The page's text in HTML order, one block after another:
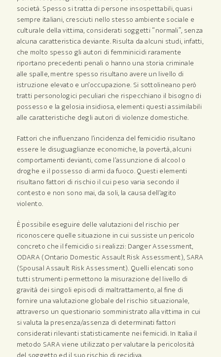
società. Spesso si tratta di persone insospettabili, quasi
sempre italiani, cresciuti nello stesso ambiente sociale e
culturale della vittima, considerati soggetti “normali”, senza
alcuna caratteristica deviante. Risulta da alcuni studi, infatti,
che molto spesso gli autori di femminicidi raramente
riportano precedenti penali o hanno una storia criminale
alle spalle, mentre spesso risultano avere un livello di
istruzione elevato e un’occupazione. Si sottolineano però
tratti personologici peculiari che rispecchiano il bisogno di
possesso e la gelosia insidiosa, elementi questi assimilabili
alle caratteristiche degli autori di violenze domestiche.
Fattori che influenzano l’incidenza del femicidio risultano
essere le disuguaglianze economiche, la povertà, alcuni
comportamenti devianti, come l’assunzione di alcool o
droghe e il possesso di armi da fuoco. Questi elementi
risultano fattori di rischio il cui peso varia secondo il
contesto e non sono mai, da soli, la causa dell’agito
violento.
È possibile eseguire delle valutazioni del rischio per
riconoscere quelle situazione in cui sussiste un pericolo
concreto che il femicidio si realizzi: Danger Assessment,
ODARA (Ontario Domestic Assault Risk Assessment), SARA
(Spousal Assault Risk Assessment). Quelli elencati sono
tutti strumenti permettono la misurazione del livello di
gravità dei singoli episodi di maltrattamento, al fine di
fornire una valutazione globale del rischio situazionale,
attraverso un questionario somministrato alla vittima in cui
si valuta la presenza/assenza di determinati fattori
considerati rilevanti statisticamente nei femicidi. In Italia il
metodo SARA viene utilizzato per valutare la pericolosità